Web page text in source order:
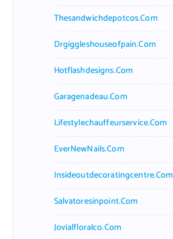
Thesandwichdepotcos.com
Drgiggleshouseofpain.com
Hotflashdesigns.com
Garagenadeau.com
Lifestylechauffeurservice.com
EverNewNails.com
Insideoutdecoratingcentre.com
Salvatoresinpoint.com
Jovialfloralco.com